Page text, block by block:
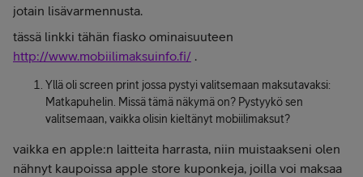
jotain lisävarmennusta.
tässä linkki tähän fiasko ominaisuuteen
http://www.mobiilimaksuinfo.fi/ .
Yllä oli screen print jossa pystyi valitsemaan maksutavaksi:
Matkapuhelin. Missä tämä näkymä on? Pystyykö sen
valitsemaan, vaikka olisin kieltänyt mobiilimaksut?
vaikka en apple:n laitteita harrasta, niin muistaakseni olen
nähnyt kaupoissa apple store kuponkeja, joilla voi maksaa